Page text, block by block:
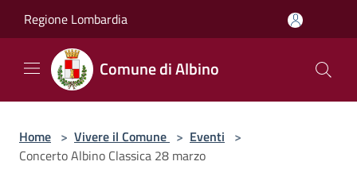
Regione Lombardia
Comune di Albino
Home > Vivere il Comune > Eventi >
Concerto Albino Classica 28 marzo